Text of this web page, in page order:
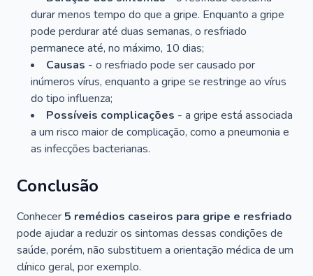
durar menos tempo do que a gripe. Enquanto a gripe
pode perdurar até duas semanas, o resfriado
permanece até, no máximo, 10 dias;
Causas - o resfriado pode ser causado por
inúmeros vírus, enquanto a gripe se restringe ao vírus
do tipo influenza;
Possíveis complicações - a gripe está associada
a um risco maior de complicação, como a pneumonia e
as infecções bacterianas.
Conclusão
Conhecer 5 remédios caseiros para gripe e resfriado
pode ajudar a reduzir os sintomas dessas condições de
saúde, porém, não substituem a orientação médica de um
clínico geral, por exemplo.